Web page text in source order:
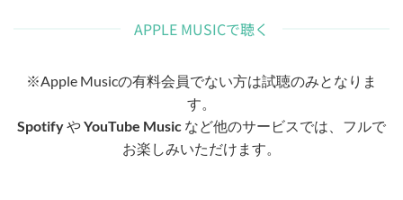
APPLE MUSICで聴く
※Apple Musicの有料会員でない方は試聴のみとなりま
す。
SpotifyやYouTube Music など他のサービスでは、フルで
お楽しみいただけます。